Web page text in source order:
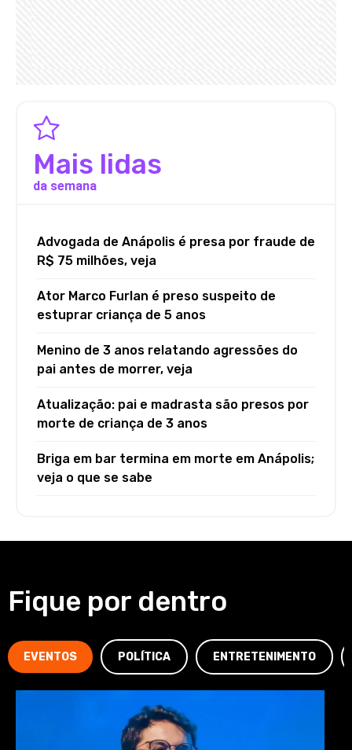
Mais lidas
da semana
Advogada de Anápolis é presa por fraude de
R$ 75 milhões, veja
Ator Marco Furlan é preso suspeito de
estuprar criança de 5 anos
Menino de 3 anos relatando agressões do
pai antes de morrer, veja
Atualização: pai e madrasta são presos por
morte de criança de 3 anos
Briga em bar termina em morte em Anápolis;
veja o que se sabe
Fique por dentro
EVENTOS POLÍTICA ENTRETENIMENTO